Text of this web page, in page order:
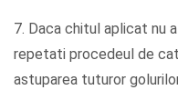
7. Daca chitul aplicat nu
repetati procedeul de
astuparea tuturor